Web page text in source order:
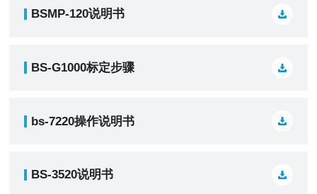
BSMP-120说明书
BS-G1000标定步骤
bs-7220操作说明书
BS-3520说明书